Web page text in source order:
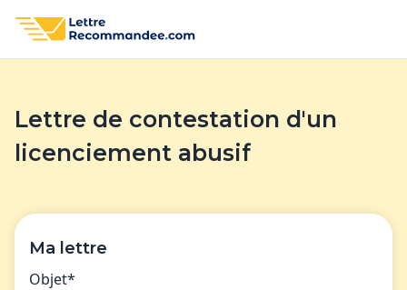
Lettre de contestation d'un
licenciement abusif
Ma lettre
Objet*